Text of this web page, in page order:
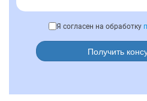
Я согласен на обработку
Получить